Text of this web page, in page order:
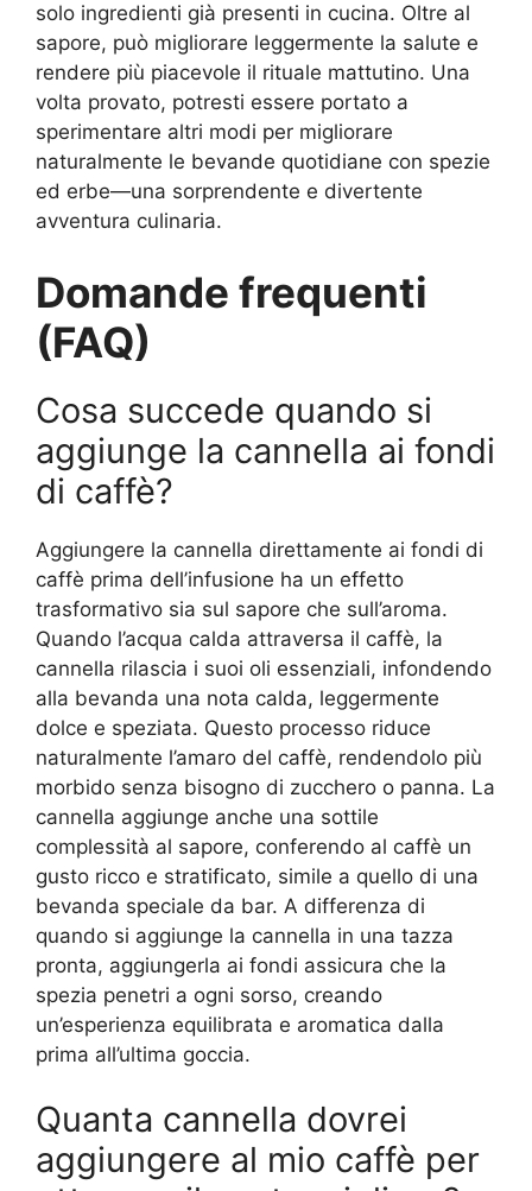
solo ingredienti già presenti in cucina. Oltre al
sapore, può migliorare leggermente la salute e
rendere più piacevole il rituale mattutino. Una
volta provato, potresti essere portato a
sperimentare altri modi per migliorare
naturalmente le bevande quotidiane con spezie
ed erbe—una sorprendente e divertente
avventura culinaria.
Domande frequenti
(FAQ)
Cosa succede quando si
aggiunge la cannella ai fondi
di caffè?
Aggiungere la cannella direttamente ai fondi di
caffè prima dell’infusione ha un effetto
trasformativo sia sul sapore che sull’aroma.
Quando l’acqua calda attraversa il caffè, la
cannella rilascia i suoi oli essenziali, infondendo
alla bevanda una nota calda, leggermente
dolce e speziata. Questo processo riduce
naturalmente l’amaro del caffè, rendendolo più
morbido senza bisogno di zucchero o panna. La
cannella aggiunge anche una sottile
complessità al sapore, conferendo al caffè un
gusto ricco e stratificato, simile a quello di una
bevanda speciale da bar. A differenza di
quando si aggiunge la cannella in una tazza
pronta, aggiungerla ai fondi assicura che la
spezia penetri a ogni sorso, creando
un’esperienza equilibrata e aromatica dalla
prima all’ultima goccia.
Quanta cannella dovrei
aggiungere al mio caffè per